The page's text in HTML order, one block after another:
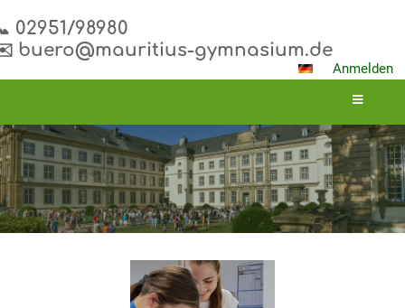
02951/98980
buero@mauritius-gymnasium.de
Anmelden